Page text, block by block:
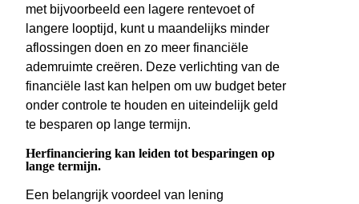
met bijvoorbeeld een lagere rentevoet of
langere looptijd, kunt u maandelijks minder
aflossingen doen en zo meer financiële
ademruimte creëren. Deze verlichting van de
financiële last kan helpen om uw budget beter
onder controle te houden en uiteindelijk geld
te besparen op lange termijn.
Herfinanciering kan leiden tot besparingen op
lange termijn.
Een belangrijk voordeel van lening